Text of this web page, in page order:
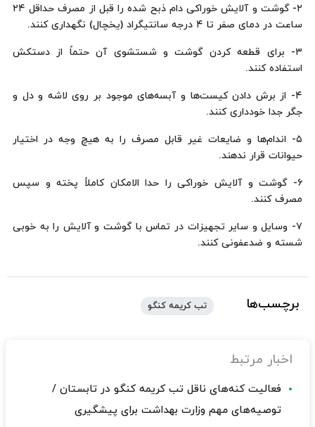
۲- گوشت و آلایش خوراکی دام ذبح شده را قبل از مصرف حداقل ۲۴
ساعت در دمای صفر تا ۴ درجه سانتیگراد (یخچال) نگهداری کنند.
۳- برای قطعه کردن گوشت و شستشوی آن حتماً از دستکش
استفاده کنند.
۴- از برش دادن کیست‌ها و آبسه‌های موجود بر روی لاشه و دل و
جگر جدا خودداری کنند.
۵- اندام‌ها و ضایعات غیر قابل مصرف را به هیچ وجه در اختیار
حیوانات قرار ندهند.
۶- گوشت و آلایش خوراکی را حدا الامکان کاملاً پخته و سپس
مصرف کنند.
۷- وسایل و سایر تجهیزات در تماس با گوشت و آلایش را به خوبی
شسته و ضدعفونی کنند.
برچسب‌ها تب کریمه کنگو
اخبار مرتبط
فعالیت کنه‌های ناقل تب کریمه کنگو در تابستان /
توصیه‌های مهم وزارت بهداشت برای پیشگیری